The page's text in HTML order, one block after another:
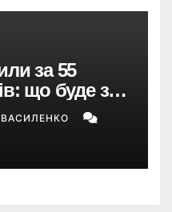
за 55
що буде з
і The